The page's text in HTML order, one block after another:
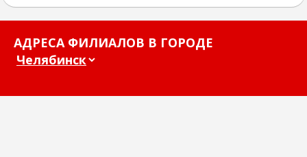
АДРЕСА ФИЛИАЛОВ В ГОРОДЕ